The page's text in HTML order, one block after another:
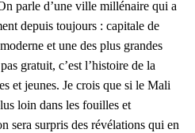
parle d’une ville millénaire qui a
depuis toujours : capitale de
et une des plus grandes
gratuit, c’est l’histoire de la
et jeunes. Je crois que si le Mali
loin dans les fouilles et
sera surpris des révélations qui en